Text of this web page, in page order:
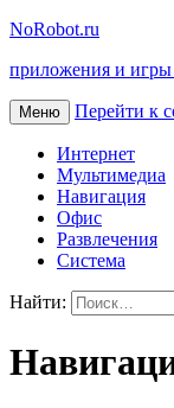
NoRobot.ru
приложения и
Меню Перейти к
Интернет
Мультимедиа
Навигация
Офис
Развлечения
Система
Найти: